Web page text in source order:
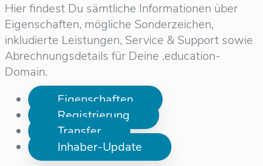
Hier findest Du sämtliche Informationen über
Eigenschaften, mögliche Sonderzeichen,
inkludierte Leistungen, Service & Support sowie
Abrechnungsdetails für Deine .education-
Domain.
Eigenschaften
Registrierung
Transfer
Inhaber-Update